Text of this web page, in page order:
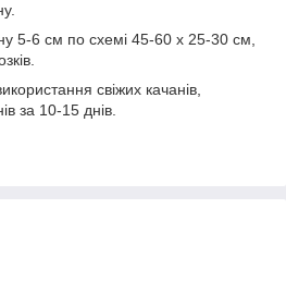
5-6 см по схемі 45-60 х 25-30 см,
свіжих качанів,
за 10-15 днів.